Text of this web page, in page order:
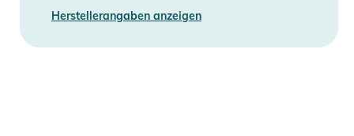
Herstellerangaben anzeigen